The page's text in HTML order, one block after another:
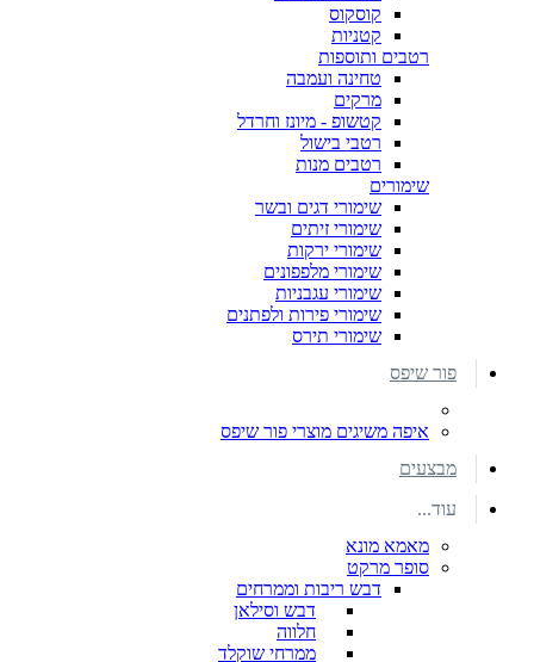
קוסקוס
קטניות
רטבים ותוספות
טחינה ועמבה
מרקים
קטשופ - מיונז וחרדל
רטבי בישול
רטבים מנות
שימורים
שימורי דגים ובשר
שימורי זיתים
שימורי ירקות
שימורי מלפפונים
שימורי עגבניות
שימורי פירות ולפתנים
שימורי תירס
פור שיפס
איפה משיגים מוצרי פור שיפס
מבצעים
עוד...
מאמא מונא
סופר מרקט
דבש ריבות וממרחים
דבש וסילאן
חלווה
ממרחי שוקלד